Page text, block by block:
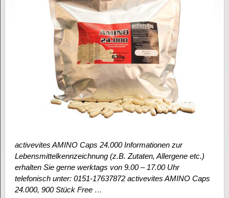
activevites AMINO Caps 24.000 Informationen zur
Lebensmittelkennzeichnung (z.B. Zutaten, Allergene etc.)
erhalten Sie gerne werktags von 9.00 – 17.00 Uhr
telefonisch unter: 0151-17637872 activevites AMINO Caps
24.000, 900 Stück Free …